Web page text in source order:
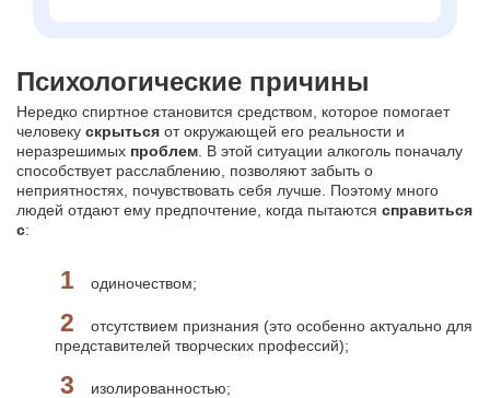
Психологические причины
Нередко спиртное становится средством, которое помогает
человеку скрыться от окружающей его реальности и
неразрешимых проблем . В этой ситуации алкоголь поначалу
способствует расслаблению, позволяют забыть о
неприятностях, почувствовать себя лучше. Поэтому много
людей отдают ему предпочтение, когда пытаются справиться
с:
одиночеством;
отсутствием признания (это особенно актуально для
представителей творческих профессий);
изолированностью;